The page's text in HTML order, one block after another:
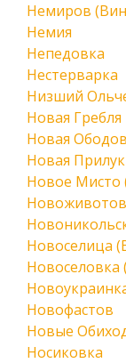
Немиров
Немия
Непедовка
Нестерварка
Низший
Новая Гребля
Новая
Новая Прилук
Новое Мисто
Новоживотов
Новоселица
Новоселовка
Новофастов
Новые
Носиковка